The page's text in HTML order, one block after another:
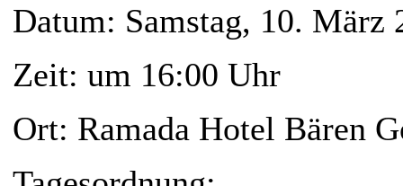
Datum: Samstag, 10. März
Zeit: um 16:00 Uhr
Ort: Ramada Hotel Bären